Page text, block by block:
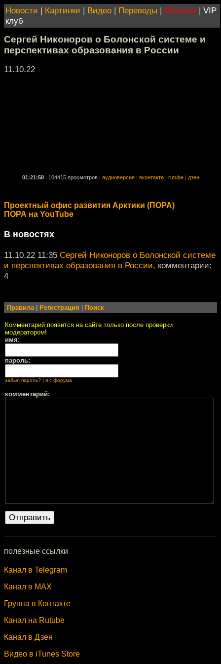
Новости | Картинки | Видео | Переводы | Магазин | VIP
клуб
Сергей Никоноров о Болонской системе и
перспективах образования в России
11.10.22
01:21:58 104415 просмотров аудиоверсия вконтакте rutube дзен
Проектный офис развития Арктики (ПОРА)
ПОРА на YouTube
В новостях
11.10.22 11:35 Сергей Никоноров о Болонской системе
и перспективах образования в России, комментарии:
4
Правила| Регистрация Поиск
Комментарий появится на сайте только после проверки
модератором!
имя:
пароль:
забыл пароль? я с форума
комментарий:
полезные ссылки
Канал в Telegram
Канал в MAX
Группа в Контакте
Канал на Rutube
Канал в Дзен
Видео в iTunes Store